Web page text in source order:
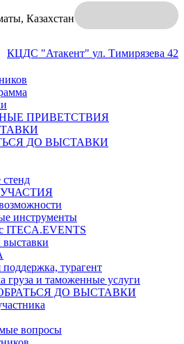
Казахстан
КЦДС "Атакент" ул. Тимирязева 42
ПРИВЕТСТВИЯ
ДО ВЫСТАВКИ
стенд
инструменты
ITECA.EVENTS
поддержка, турагент
груза и таможенные услуги
ДО ВЫСТАВКИ
вопросы